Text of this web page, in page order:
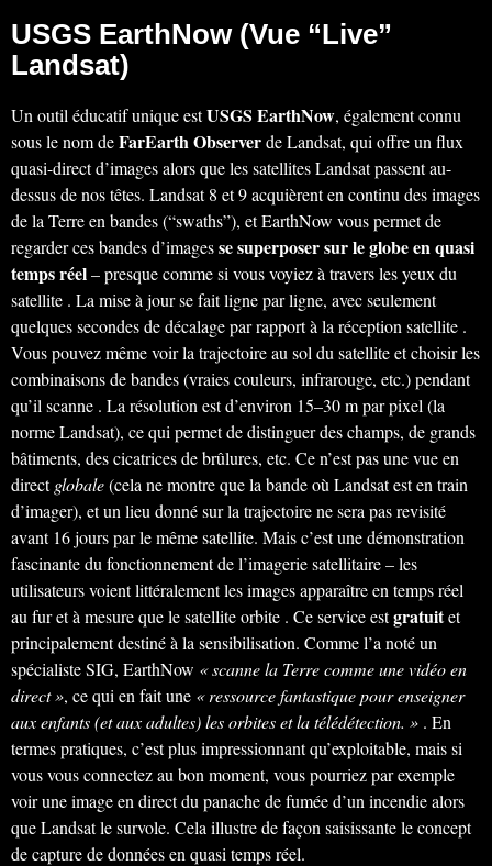
USGS EarthNow (Vue “Live”
Landsat)
Un outil éducatif unique estUSGS EarthNow, également connu
sous le nom deFarEarth Observerde Landsat, qui offre un flux
quasi-direct d’images alors que les satellites Landsat passent au-
dessus de nos têtes. Landsat 8 et 9 acquièrent en continu des images
de la Terre en bandes (“swaths”), et EarthNow vous permet de
regarder ces bandes d’imagesse superposer sur le globe en quasi
temps réel– presque comme si vous voyiez à travers les yeux du
satellite . La mise à jour se fait ligne par ligne, avec seulement
quelques secondes de décalage par rapport à la réception satellite .
Vous pouvez même voir la trajectoire au sol du satellite et choisir les
combinaisons de bandes (vraies couleurs, infrarouge, etc.) pendant
qu’il scanne . La résolution est d’environ 15–30 m par pixel (la
norme Landsat), ce qui permet de distinguer des champs, de grands
bâtiments, des cicatrices de brûlures, etc. Ce n’est pas une vue en
directglobale(cela ne montre que la bande où Landsat est en train
d’imager), et un lieu donné sur la trajectoire ne sera pas revisité
avant 16 jours par le même satellite. Mais c’est une démonstration
fascinante du fonctionnement de l’imagerie satellitaire – les
utilisateurs voient littéralement les images apparaître en temps réel
au fur et à mesure que le satellite orbite . Ce service estgratuitet
principalement destiné à la sensibilisation. Comme l’a noté un
spécialiste SIG, EarthNow « scanne la Terre comme une vidéo en
direct », ce qui en fait une « ressource fantastique pour enseigner
aux enfants (et aux adultes) les orbites et la télédétection. » . En
termes pratiques, c’est plus impressionnant qu’exploitable, mais si
vous vous connectez au bon moment, vous pourriez par exemple
voir une image en direct du panache de fumée d’un incendie alors
que Landsat le survole. Cela illustre de façon saisissante le concept
de capture de données en quasi temps réel.